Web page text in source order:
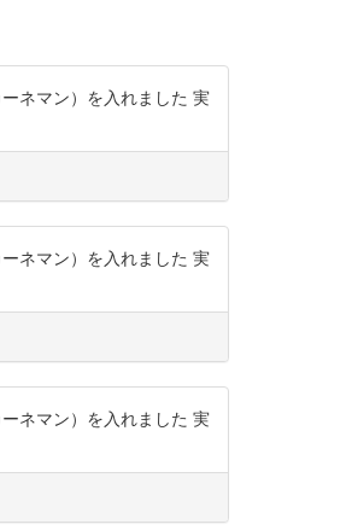
ネマン）を入れました 実
ネマン）を入れました 実
ネマン）を入れました 実